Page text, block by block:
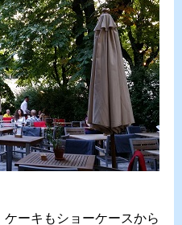
ーキもショーケースから